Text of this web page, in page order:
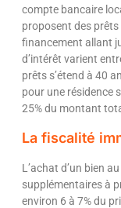
compte bancaire
proposent des
financement allant
d’intérêt varient
prêts s’étend à 40
pour une résidence
25% du montant
La fiscalité
L’achat d’un bien
supplémentaires à
environ 6 à 7% du